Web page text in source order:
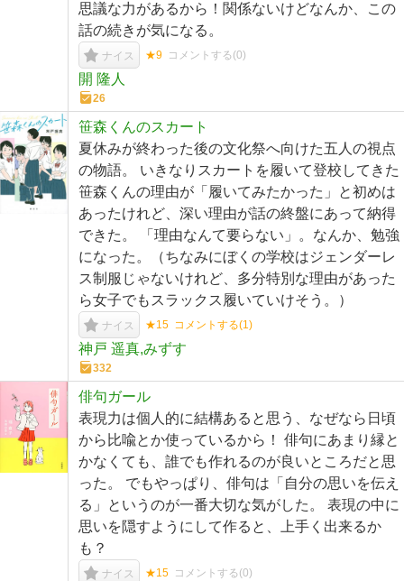
思議な力があるから！関係ないけどなんか、この
話の続きが気になる。
ナイス ★9 コメントする(0)
開 隆人
26
笹森くんのスカート
夏休みが終わった後の文化祭へ向けた五人の視点
の物語。 いきなりスカートを履いて登校してきた
笹森くんの理由が「履いてみたかった」と初めは
あったけれど、深い理由が話の終盤にあって納得
できた。 「理由なんて要らない」。なんか、勉強
になった。（ちなみにぼくの学校はジェンダーレ
ス制服じゃないけれど、多分特別な理由があった
ら女子でもスラックス履いていけそう。）
ナイス ★15 コメントする(1)
神戸 遥真,みずす
332
俳句ガール
表現力は個人的に結構あると思う、なぜなら日頃
から比喩とか使っているから！ 俳句にあまり縁と
かなくても、誰でも作れるのが良いところだと思
った。 でもやっぱり、俳句は「自分の思いを伝え
る」というのが一番大切な気がした。 表現の中に
思いを隠すようにして作ると、上手く出来るか
も？
ナイス ★15 コメントする(0)